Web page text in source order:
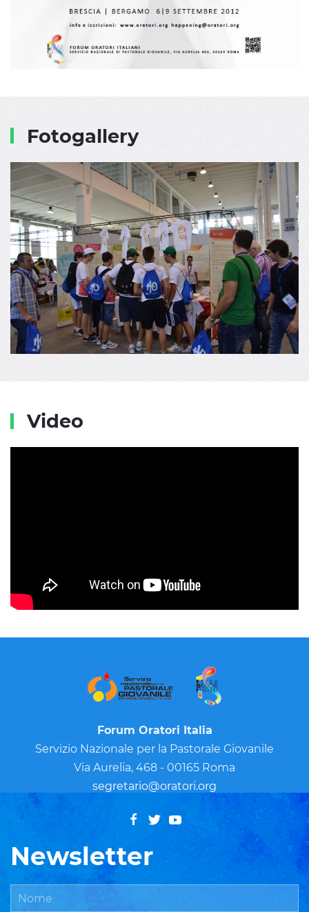
Fotogallery
Video
Forum Oratori Italia
Servizio Nazionale per la Pastorale Giovanile
Via Aurelia, 468 - 00165 Roma
segretario@oratori.org
Newsletter